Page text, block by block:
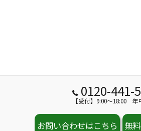
0120-441-
【受付】9:00～18:00 年
お問い合わせはこちら 無